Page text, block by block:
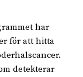
har
för att hitta
detekterar